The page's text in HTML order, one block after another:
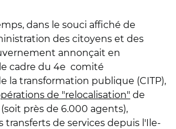
dans le souci affiché de
des citoyens et des
annonçait en
cadre du 4e comité
la transformation publique (CITP),
de "relocalisation" de
près de 6.000 agents),
transferts de services depuis l'Ile-